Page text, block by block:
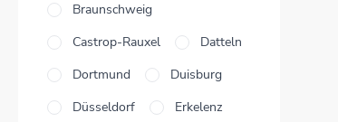
Braunschweig
Castrop-Rauxel
Datteln
Dortmund
Duisburg
Düsseldorf
Erkelenz